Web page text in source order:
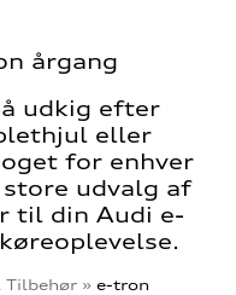
årgang
udkig efter
eller
for enhver
udvalg af
til din Audi e-
Tilbehør »e-tron